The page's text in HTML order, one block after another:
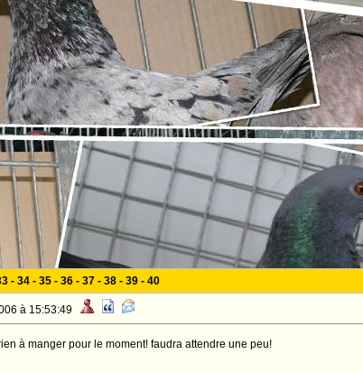
- 34- 35- 36- 37- 38- 39- 40
à 15:53:49
à manger pour le moment! faudra attendre une peu!